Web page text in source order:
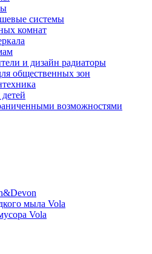
системы
комнат
и дизайн радиаторы
общественных зон
возможностями
мыла Vola
Vola